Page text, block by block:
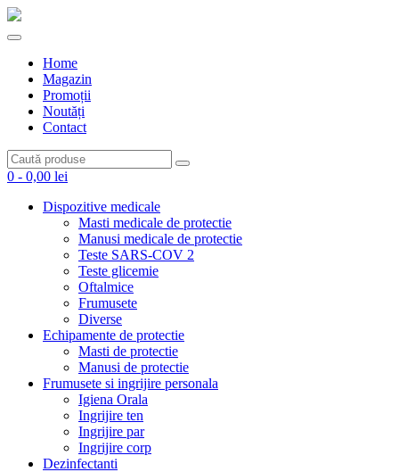
Skip
Home
Magazin
Promoții
Noutăți
Contact
0 - 0,00 lei
Dispozitive medicale
Masti medicale de protectie
Manusi medicale de protectie
Teste SARS-COV 2
Teste glicemie
Oftalmice
Frumusete
Diverse
Echipamente de protectie
Masti de protectie
Manusi de protectie
Frumusete si ingrijire personala
Igiena Orala
Ingrijire ten
Ingrijire par
Ingrijire corp
Dezinfectanti